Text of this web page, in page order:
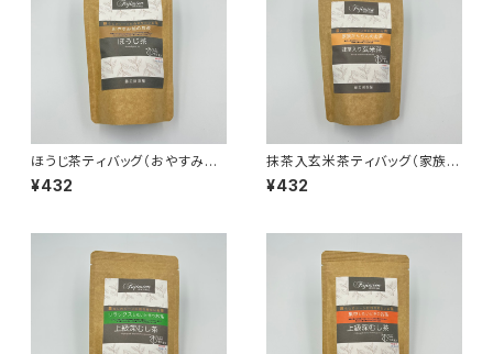
ほうじ茶ティバッグ（おやすみ前
のお茶）
¥432
抹茶入玄米茶ティバッグ（家族だ
んらんのお茶）
¥432